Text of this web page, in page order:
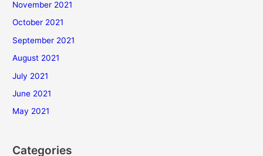
November 2021
October 2021
September 2021
August 2021
July 2021
June 2021
May 2021
Categories